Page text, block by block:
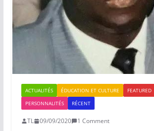
ACTUALITÉS ÉDUCATION ET CULTURE FEATURED
PERSONNALITÉS
RÉCENT
TL 09/09/2020 1 Comment